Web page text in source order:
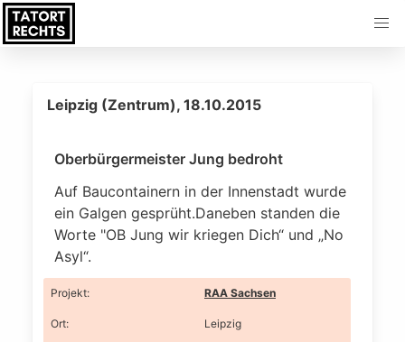
Leipzig (Zentrum), 18.10.2015
Oberbürgermeister Jung bedroht
Auf Baucontainern in der Innenstadt wurde
ein Galgen gesprüht.Daneben standen die
Worte "OB Jung wir kriegen Dich“ und „No
Asyl“.
Projekt: RAA Sachsen
Ort: Leipzig